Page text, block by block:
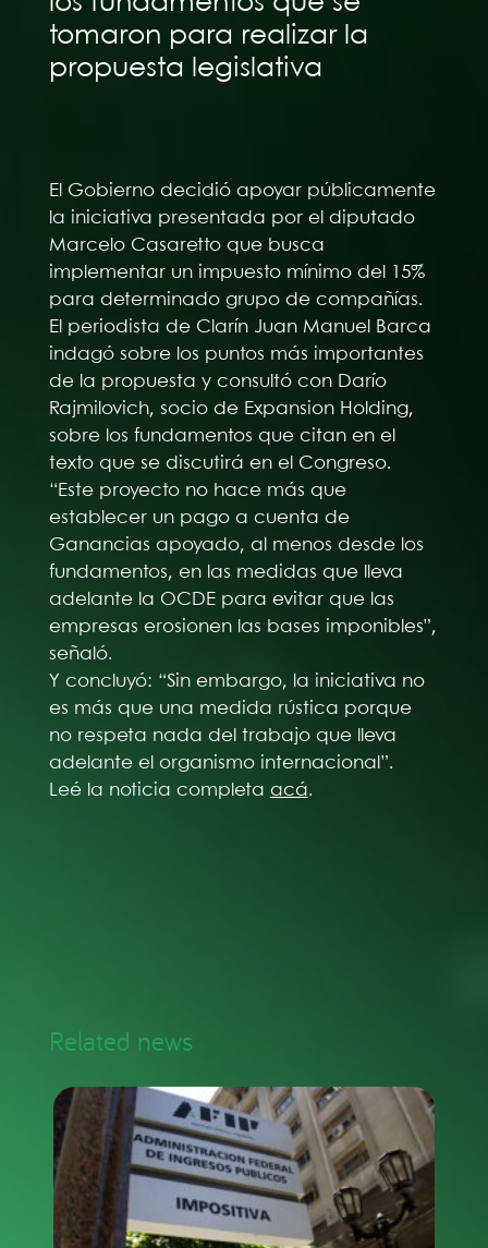
tomaron para realizar la
propuesta legislativa
El Gobierno decidió apoyar públicamente
la iniciativa presentada por el diputado
Marcelo Casaretto que busca
implementar un impuesto mínimo del 15%
para determinado grupo de compañías.
El periodista de Clarín Juan Manuel Barca
indagó sobre los puntos más importantes
de la propuesta y consultó con Darío
Rajmilovich, socio de Expansion Holding,
sobre los fundamentos que citan en el
texto que se discutirá en el Congreso.
“Este proyecto no hace más que
establecer un pago a cuenta de
Ganancias apoyado, al menos desde los
fundamentos, en las medidas que lleva
adelante la OCDE para evitar que las
empresas erosionen las bases imponibles”,
señaló.
Y concluyó: “Sin embargo, la iniciativa no
es más que una medida rústica porque
no respeta nada del trabajo que lleva
adelante el organismo internacional”.
Leé la noticia completa acá.
Related news